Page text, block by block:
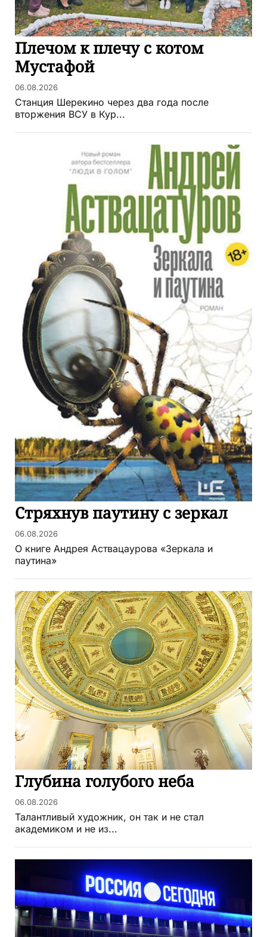
Плечом к плечу с котом
Мустафой
06.08.2026
Станция Шерекино через два года после
вторжения ВСУ в Кур...
Стряхнув паутину с зеркал
06.08.2026
О книге Андрея Аствацаурова «Зеркала и
паутина»
Глубина голубого неба
06.08.2026
Талантливый художник, он так и не стал
академиком и не из...